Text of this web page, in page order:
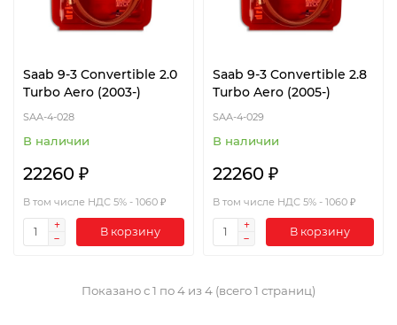
Saab 9-3 Convertible 2.0
Turbo Aero (2003-)
SAA-4-028
В наличии
22260 ₽
В том числе НДС 5% - 1060 ₽
В корзину
Saab 9-3 Convertible 2.8
Turbo Aero (2005-)
SAA-4-029
В наличии
22260 ₽
В том числе НДС 5% - 1060 ₽
В корзину
Показано с 1 по 4 из 4 (всего 1 страниц)